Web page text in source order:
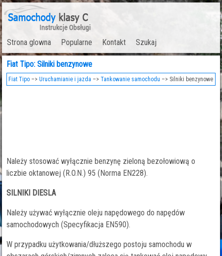
Strona glowna Popularne Kontakt Szukaj
Fiat Tipo: Silniki benzynowe
Fiat Tipo –>Uruchamianie i jazda –>Tankowanie samochodu –> Silniki benzynowe
Należy stosować wyłącznie benzynę zieloną bezołowiową o
liczbie oktanowej (R.O.N.) 95 (Norma EN228).
SILNIKI DIESLA
Należy używać wyłącznie oleju napędowego do napędów
samochodowych (Specyfikacja EN590).
W przypadku użytkowania/dłuższego postoju samochodu w